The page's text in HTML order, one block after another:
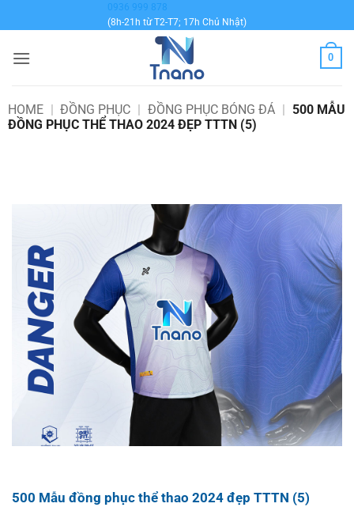
qua
dung
0936 999 878
(8h-21h từ T2-T7; 17h Chủ Nhật)
0
HOME | ĐỒNG PHỤC | ĐỒNG PHỤC BÓNG ĐÁ | 500 MẪU
ĐỒNG PHỤC THỂ THAO 2024 ĐẸP TTTN (5)
500 Mẫu đồng phục thể thao 2024 đẹp TTTN (5)